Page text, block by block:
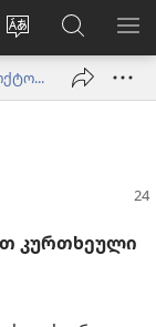
ვებსაიტის
ენის
შეცვლა
შესვლა
(გაიხსნება
ახალი
ფანჯარა)
ძებნა
JW.ORG
საგუშაგო კოშკი (სასწავლო გამოცემა) | ოქტომბერი 1, 2000
კურთხეული